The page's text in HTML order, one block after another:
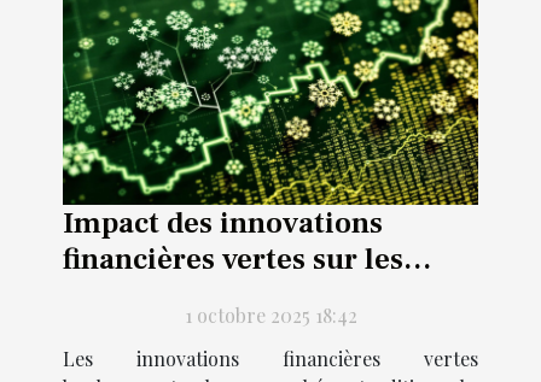
Impact des innovations
financières vertes sur les
1 octobre 2025 18:42
Les innovations financières vertes